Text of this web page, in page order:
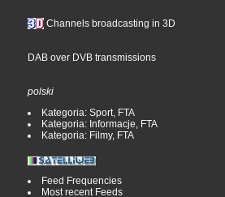
Channels broadcasting in 3D
DAB over DVB transmissions
polski
Kategoria: Sport, FTA
Kategoria: Informacje, FTA
Kategoria: Filmy, FTA
Feed Frequencies
Most recent Feeds